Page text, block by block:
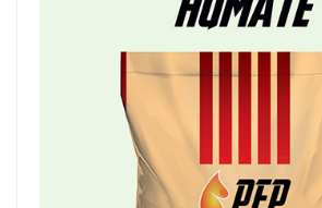
Azotlu Katı Organomineral